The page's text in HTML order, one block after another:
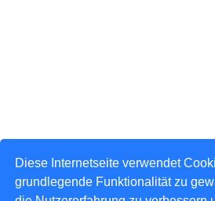
Diese Internetseite verwendet
grundlegende Funktionalität zu